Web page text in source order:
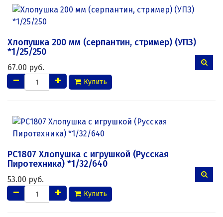
Хлопушка 200 мм (серпантин, стример) (УПЗ)
*1/25/250
67.00 руб.
Купить
РС1807 Хлопушка с игрушкой (Русская
Пиротехника) *1/32/640
53.00 руб.
Купить